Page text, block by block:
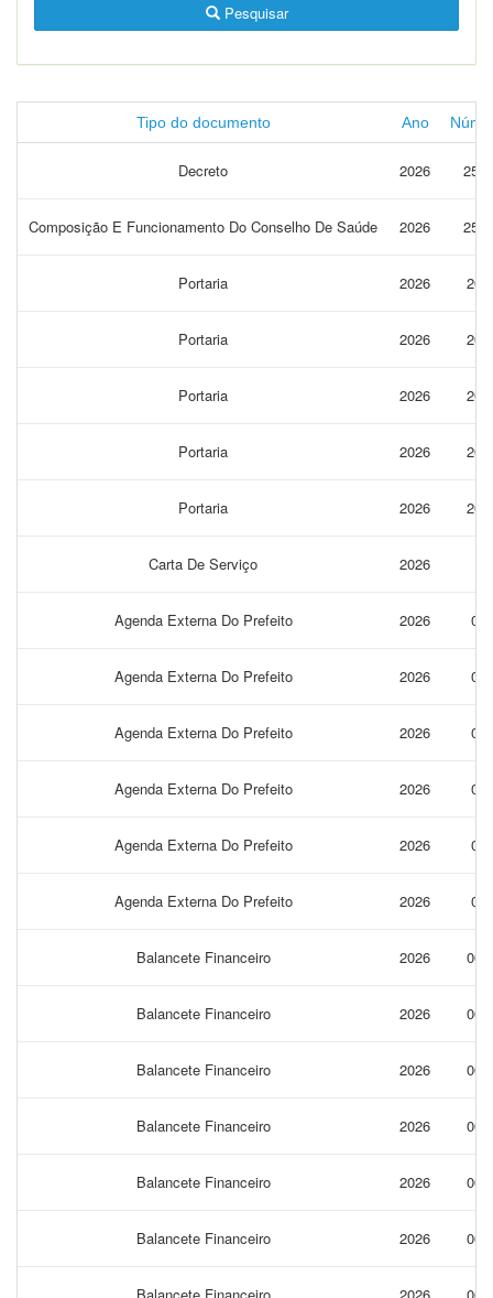
Pesquisar
Tipo do documento Ano
Decreto 2026 2598
Composição E Funcionamento Do Conselho De Saúde 2026 2598
Portaria 2026 206
Portaria 2026 205
Portaria 2026 204
Portaria 2026 203
Portaria 2026 202
Carta De Serviço 2026
Agenda Externa Do Prefeito 2026 06
Agenda Externa Do Prefeito 2026 05
Agenda Externa Do Prefeito 2026 04
Agenda Externa Do Prefeito 2026 03
Agenda Externa Do Prefeito 2026 02
Agenda Externa Do Prefeito 2026 01
Balancete Financeiro 2026 005
Balancete Financeiro 2026 005
Balancete Financeiro 2026 005
Balancete Financeiro 2026 005
Balancete Financeiro 2026 005
Balancete Financeiro 2026 005